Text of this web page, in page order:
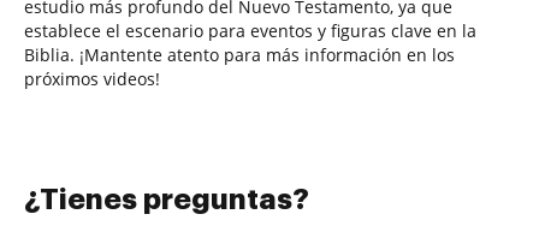
estudio más profundo del Nuevo Testamento, ya que
establece el escenario para eventos y figuras clave en la
Biblia. ¡Mantente atento para más información en los
próximos videos!
¿Tienes preguntas?